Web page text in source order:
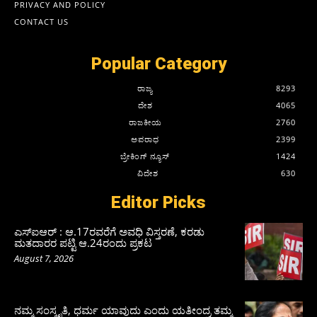
PRIVACY AND POLICY
CONTACT US
Popular Category
ರಾಜ್ಯ
8293
ದೇಶ
4065
ರಾಜಕೀಯ
2760
ಅಪರಾಧ
2399
ಬ್ರೇಕಿಂಗ್ ನ್ಯೂಸ್
1424
ವಿದೇಶ
630
Editor Picks
ಎಸ್‌ಐಆರ್‌ : ಆ.17ರವರೆಗೆ ಅವಧಿ ವಿಸ್ತರಣೆ, ಕರಡು
ಮತದಾರರ ಪಟ್ಟಿ ಆ.24ರಂದು ಪ್ರಕಟ
August 7, 2026
ನಮ್ಮ ಸಂಸ್ಕೃತಿ, ಧರ್ಮ ಯಾವುದು ಎಂದು ಯತೀಂದ್ರ ತಮ್ಮ